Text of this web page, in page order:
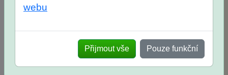
po skutečných přijímacích
zkouškách
webu
Přijmout vše Pouze funkční